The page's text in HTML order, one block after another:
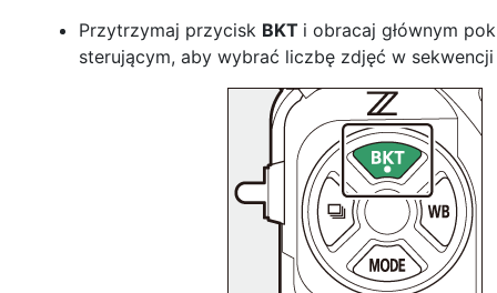
Przytrzymaj przycisk BKT i obracaj głównym
sterującym, aby wybrać liczbę zdjęć w